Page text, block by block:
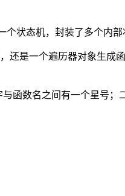
状态机，封装了多个内部
是一个遍历器对象生成
与函数名之间有一个星号；